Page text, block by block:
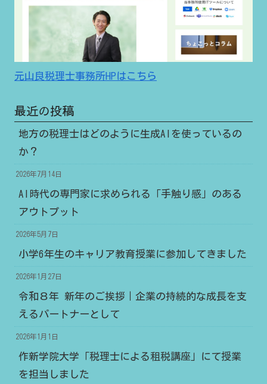
元山良税理士事務所HPはこちら
最近の投稿
地方の税理士はどのように生成AIを使っているの
か？
2026年7月14日
AI時代の専門家に求められる「手触り感」のある
アウトプット
2026年5月7日
小学6年生のキャリア教育授業に参加してきました
2026年1月27日
令和８年 新年のご挨拶｜企業の持続的な成長を支
えるパートナーとして
2026年1月1日
作新学院大学「税理士による租税講座」にて授業
を担当しました